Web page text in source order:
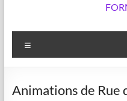
Animations de Rue